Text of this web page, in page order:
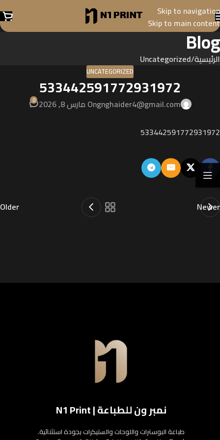
Skip to navigation
Skip to main content
Blog
الرئيسية Uncategorized
UNCATEGORIZED
533442591772931972
gnghaider4@gmail.comOn مارس 8, 2026 0
533442591772931972
Newer
Older
نمبر ون للطباعة | N1 Print
طباعة البوسترات واللوحات والستيكرات بجودة استثنائية.